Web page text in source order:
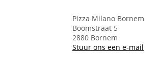
Pizza Milano Bornem
Boomstraat 5
2880 Bornem
Stuur ons een e-mail